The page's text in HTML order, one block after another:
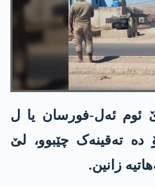
ئوم ئەل-فورسان یا ل
دە تەقینەک چێبوو، لێ
زانین.